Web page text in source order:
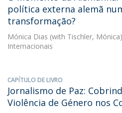
política externa alemã
transformação?
Mónica Dias (with Tischler,
Internacionais
CAPÍTULO DE LIVRO
Jornalismo de Paz:
Violência de Género nos